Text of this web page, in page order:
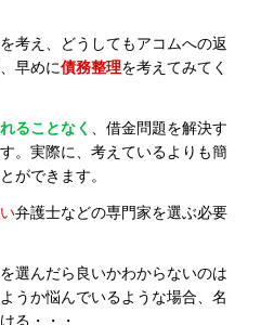
考え、どうしてもアコムへの返
早めに債務整理を考えてみてく
ることなく
、借金問題を解決す
。実際に、考えているよりも簡
ができます。
弁護士などの専門家を選ぶ必要
選んだら良いかわからないのは
うか悩んでいるような場合、名
る・・・